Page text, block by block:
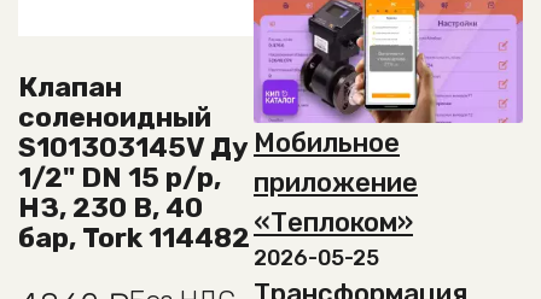
Клапан
соленоидный
S101303145V Ду
1/2" DN 15 р/р,
НЗ, 230 В, 40
бар, Tork 114482
Мобильное
приложение
«Теплоком»
2026-05-25